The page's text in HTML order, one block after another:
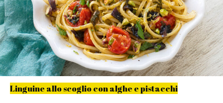
Linguine allo scoglio con alghe e pistacchi